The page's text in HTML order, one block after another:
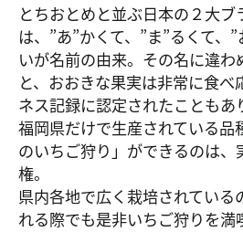
とちおとめと並ぶ日本の２大ブ
は、”あ”かくて、”ま”るくて、
いが名前の由来。その名に違わ
と、おおきな果実は非常に食べ
ネス記録に認定されたこともあ
福岡県だけで生産されている品
のいちご狩り」ができるのは
権。
県内各地で広く栽培されている
れる際でも是非いちご狩りを満